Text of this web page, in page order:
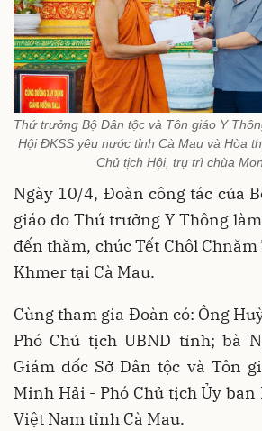
Thứ trưởng Bộ Dân tộc và Tôn giáo Y
Hội ĐKSS yêu nước tỉnh Cà Mau và Hòa
Chủ tịch Hội, trụ trì chùa
Ngày 10/4, Đoàn công tác của
giáo do Thứ trưởng Y Thông
đến thăm, chúc Tết Chôl
Khmer tại Cà Mau.
Cùng tham gia Đoàn có: Ông
Phó Chủ tịch UBND tỉnh; bà
Giám đốc Sở Dân tộc và Tôn
Minh Hải - Phó Chủ tịch Ủy ban
Việt Nam tỉnh Cà Mau.